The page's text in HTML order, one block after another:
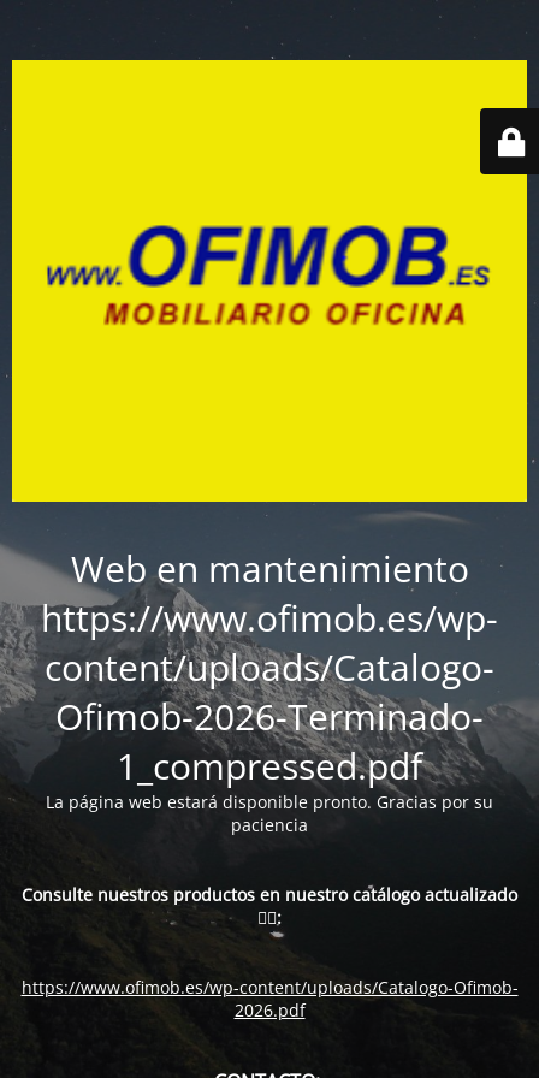
Web en mantenimiento
https://www.ofimob.es/wp-
content/uploads/Catalogo-
Ofimob-2026-Terminado-
1_compressed.pdf
La página web estará disponible pronto. Gracias por su
paciencia
Consulte nuestros productos en nuestro catálogo actualizado
👇🏻:
https://www.ofimob.es/wp-content/uploads/Catalogo-Ofimob-
2026.pdf